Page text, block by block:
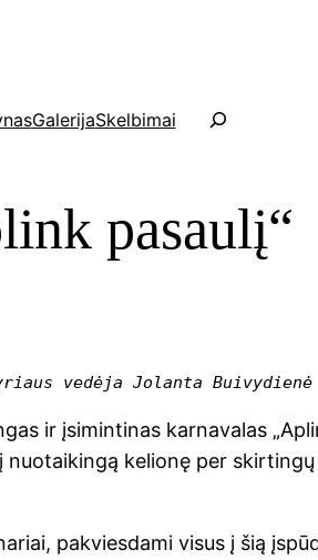
GalerijaSkelbimai
a
k
pasaulį“
vedėja Jolanta Buivydienė
ir įsimintinas karnavalas
kelionę per skirtingų
pakviesdami visus į šią